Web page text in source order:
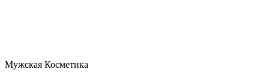
Мужская Косметика